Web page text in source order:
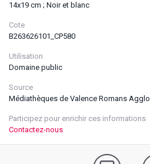
14x19 cm ; Noir et blanc
Cote
B263626101_CP580
Utilisation
Domaine public
Source
Médiathèques de Valence Romans Agglo
Participez pour enrichir ces informations
Contactez-nous